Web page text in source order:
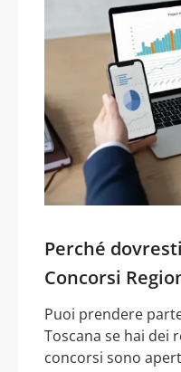
Perché
Concorsi
Puoi prendere
Toscana se hai dei
concorsi sono